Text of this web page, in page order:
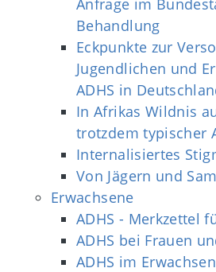
Behandlung
Eckpunkte zur
Jugendlichen und
ADHS in
In Afrikas Wildnis
trotzdem typischer
Internalisiertes
Von Jägern und
Erwachsene
ADHS - Merkzettel
ADHS bei Frauen
ADHS im